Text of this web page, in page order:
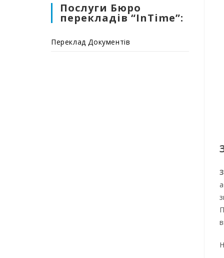
Послуги Бюро
перекладів “InTime”:
Переклад Документів